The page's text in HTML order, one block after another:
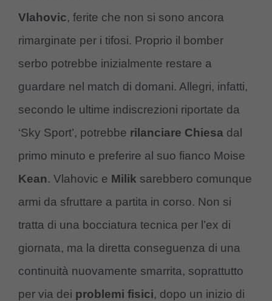
Vlahovic, ferite che non si sono ancora
rimarginate per i tifosi. Proprio il bomber
serbo potrebbe inizialmente restare a
guardare nel match di domani. Allegri, infatti,
secondo le ultime indiscrezioni riportate da
‘Sky Sport’, potrebbe rilanciare Chiesa dal
primo minuto e preferire al suo fianco Moise
Kean. Vlahovic e Milik sarebbero comunque
armi da sfruttare a partita in corso. Non si
tratta di una bocciatura tecnica per l’ex di
giornata, ma la diretta conseguenza di una
continuità nuovamente smarrita, soprattutto
per via dei problemi fisici, dopo un inizio di